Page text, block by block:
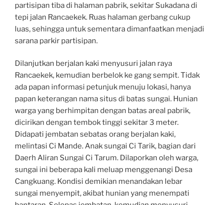
partisipan tiba di halaman pabrik, sekitar Sukadana di
tepi jalan Rancaekek. Ruas halaman gerbang cukup
luas, sehingga untuk sementara dimanfaatkan menjadi
sarana parkir partisipan.
Dilanjutkan berjalan kaki menyusuri jalan raya
Rancaekek, kemudian berbelok ke gang sempit. Tidak
ada papan informasi petunjuk menuju lokasi, hanya
papan keterangan nama situs di batas sungai. Hunian
warga yang berhimpitan dengan batas areal pabrik,
dicirikan dengan tembok tinggi sekitar 3 meter.
Didapati jembatan sebatas orang berjalan kaki,
melintasi Ci Mande. Anak sungai Ci Tarik, bagian dari
Daerh Aliran Sungai Ci Tarum. Dilaporkan oleh warga,
sungai ini beberapa kali meluap menggenangi Desa
Cangkuang. Kondisi demikian menandakan lebar
sungai menyempit, akibat hunian yang menempati